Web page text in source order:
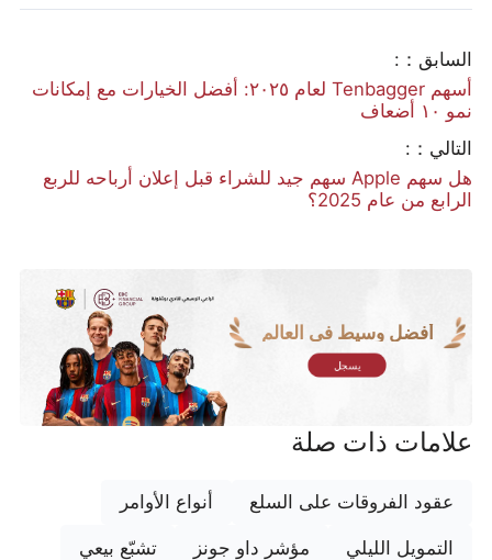
السابق：:
أسهم Tenbagger لعام ٢٠٢٥: أفضل الخيارات مع إمكانات
نمو ١٠ أضعاف
التالي：:
هل سهم Apple سهم جيد للشراء قبل إعلان أرباحه للربع
الرابع من عام 2025؟
أفضل وسيط في العالم
يسجل
علامات ذات صلة
عقود الفروقات على السلع أنواع الأوامر
التمويل الليلي مؤشر داو جونز تشبّع بيعي